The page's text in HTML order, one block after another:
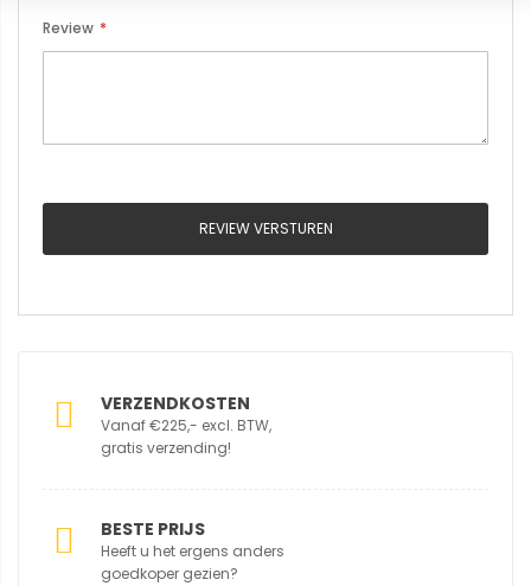
Review
REVIEW VERSTUREN
VERZENDKOSTEN
Vanaf €225,- excl. BTW,
gratis verzending!
BESTE PRIJS
Heeft u het ergens anders
goedkoper gezien?